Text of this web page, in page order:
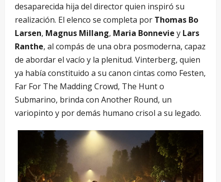
desaparecida hija del director quien inspiró su
realización. El elenco se completa por Thomas Bo
Larsen, Magnus Millang, Maria Bonnevie y Lars
Ranthe, al compás de una obra posmoderna, capaz
de abordar el vacío y la plenitud. Vinterberg, quien
ya había constituido a su canon cintas como Festen,
Far For The Madding Crowd, The Hunt o
Submarino, brinda con Another Round, un
variopinto y por demás humano crisol a su legado.